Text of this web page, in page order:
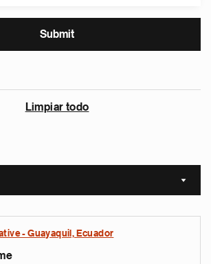
Limpiar todo
Sort
- Guayaquil, Ecuador